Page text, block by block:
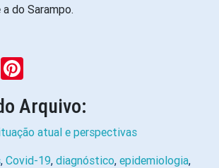
do Sarampo.
Twitter
Arquivo:
atual e perspectivas
, Covid-19, diagnóstico, epidemiologia,